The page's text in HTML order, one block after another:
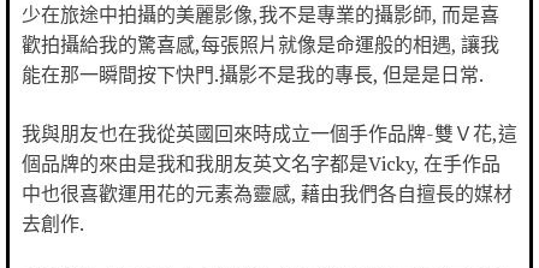
少在旅途中拍攝的美麗影像,我不是專業的攝影師, 而是喜
歡拍攝給我的驚喜感,每張照片就像是命運般的相遇, 讓我
能在那一瞬間按下快門.攝影不是我的專長, 但是是日常.
我與朋友也在我從英國回來時成立一個手作品牌-雙Ｖ花,這
個品牌的來由是我和我朋友英文名字都是Vicky, 在手作品
中也很喜歡運用花的元素為靈感, 藉由我們各自擅長的媒材
去創作.